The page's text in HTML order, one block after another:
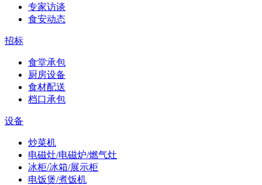
专家访谈
食安动态
招标
食堂承包
厨房设备
食材配送
档口承包
设备
炒菜机
电磁灶/电磁炉/燃气灶
冰柜/冰箱/展示柜
电饭煲/煮饭机